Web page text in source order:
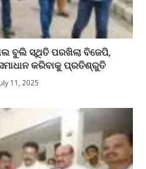
ବୁଲି ସ୍ଥିତି ପରଖିଲା ବିଜେପି,
କରିବାକୁ ପ୍ରତିଶ୍ରୁତି
11, 2025